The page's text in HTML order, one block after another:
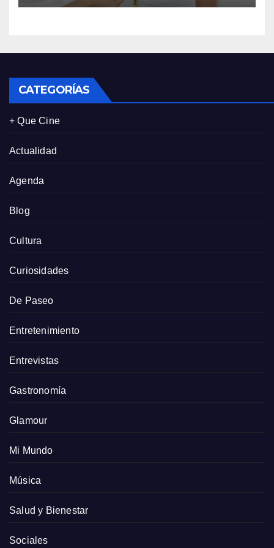
salud física de las mujeres
CATEGORÍAS
+ Que Cine
Actualidad
Agenda
Blog
Cultura
Curiosidades
De Paseo
Entretenimiento
Entrevistas
Gastronomía
Glamour
Mi Mundo
Música
Salud y Bienestar
Sociales